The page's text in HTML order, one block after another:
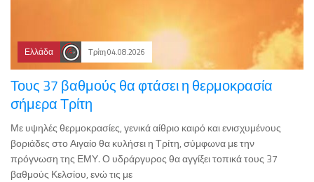
Ελλάδα Τρίτη 04.08.2026
Τους 37 βαθμούς θα φτάσει η θερμοκρασία
σήμερα Τρίτη
Με υψηλές θερμοκρασίες, γενικά αίθριο καιρό και ενισχυμένους
βοριάδες στο Αιγαίο θα κυλήσει η Τρίτη, σύμφωνα με την
πρόγνωση της ΕΜΥ. Ο υδράργυρος θα αγγίξει τοπικά τους 37
βαθμούς Κελσίου, ενώ τις με